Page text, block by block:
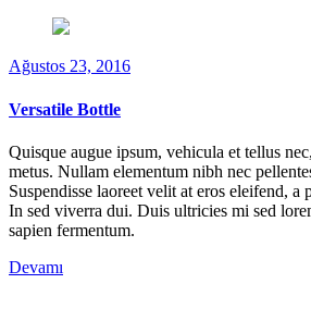
Ağustos 23, 2016
Versatile Bottle
Quisque augue ipsum, vehicula et tellus
metus. Nullam elementum nibh nec
Suspendisse laoreet velit at eros eleifend, a
In sed viverra dui. Duis ultricies mi sed
sapien fermentum.
Devamı